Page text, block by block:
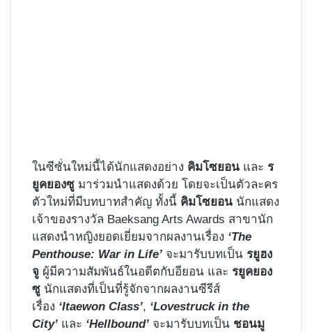
ในซีซั่นใหม่นี้ได้นักแสดงอย่าง คิมโซยอน และ ร
ยูคยองซู มาร่วมนำแสดงด้วย โดยจะเป็นตัวละคร
ตัวใหม่ที่มีบทบาทสำคัญ ทั้งนี้ คิมโซยอน นักแสดง
เจ้าของรางวัล Baeksang Arts Awards สาขานัก
แสดงนำหญิงยอดเยี่ยมจากผลงานเรื่อง ‘The
Penthouse: War in Life’ จะมารับบทเป็น รยูฮง
จู ผู้มีความสัมพันธ์ในอดีตกับอียอน และ รยูคยอง
ซู นักแสดงที่เป็นที่รู้จักจากผลงานซีรีส์
เรื่อง ‘Itaewon Class’, ‘Lovestruck in the
City’ และ ‘Hellbound’ จะมารับบทเป็น ชอนมู